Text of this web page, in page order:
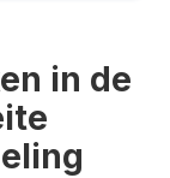
in de